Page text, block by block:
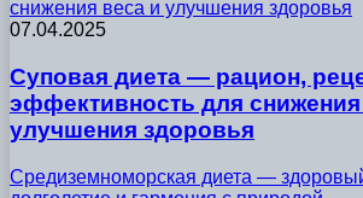
снижения веса и улучшения здоровья
07.04.2025
Суповая диета — рацион,
эффективность для снижения
улучшения здоровья
Средиземноморская диета —